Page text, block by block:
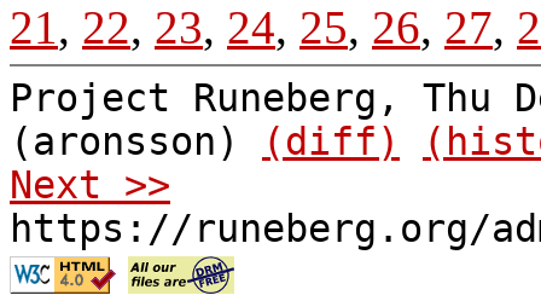
21, 22, 23, 24, 25, 26, 27,
Project Runeberg, Thu
(aronsson)
(diff)
Next >>
https://runeberg.org/